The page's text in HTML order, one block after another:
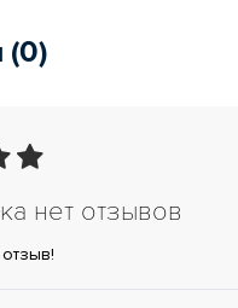
нет отзывов